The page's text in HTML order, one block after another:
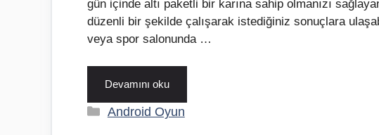
gün içinde altı paketli bir karına sahip olmanızı
düzenli bir şekilde çalışarak istediğiniz sonuçlara
veya spor salonunda …
Devamını oku
Kategoriler
Android Oyun